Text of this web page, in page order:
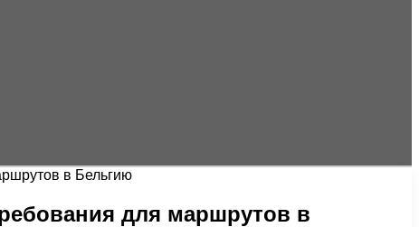
в Бельгию
для маршрутов в